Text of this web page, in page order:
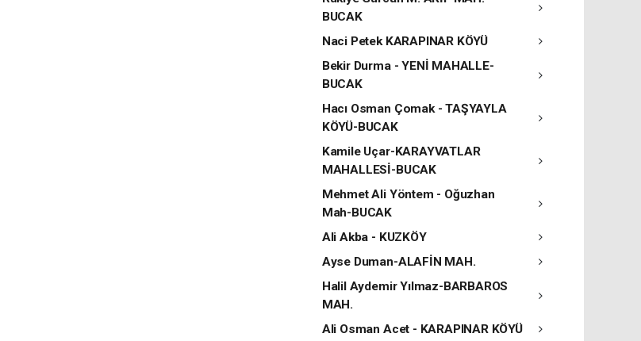
BUCAK
Naci Petek KARAPINAR KÖYÜ
Bekir Durma - YENİ MAHALLE-
BUCAK
Hacı Osman Çomak - TAŞYAYLA
KÖYÜ-BUCAK
Kamile Uçar-KARAYVATLAR
MAHALLESİ-BUCAK
Mehmet Ali Yöntem - Oğuzhan
Mah-BUCAK
Ali Akba - KUZKÖY
Ayse Duman-ALAFİN MAH.
Halil Aydemir Yılmaz-BARBAROS
MAH.
Ali Osman Acet - KARAPINAR KÖYÜ